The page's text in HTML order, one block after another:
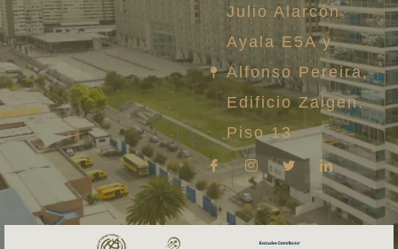
Julio Alarcón
Ayala E5A y
Alfonso Pereira,
Edificio Zaigen.
Piso 13